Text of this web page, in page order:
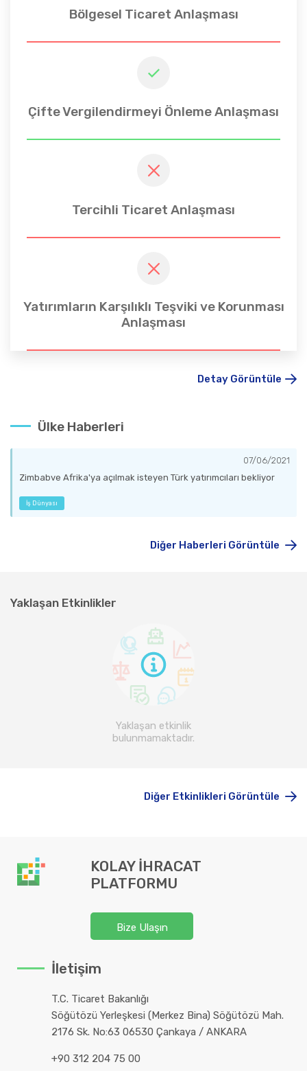
Bölgesel Ticaret Anlaşması
Çifte Vergilendirmeyi Önleme Anlaşması
Tercihli Ticaret Anlaşması
Yatırımların Karşılıklı Teşviki ve Korunması
Anlaşması
Detay Görüntüle
Ülke Haberleri
07/06/2021
Zimbabve Afrika'ya açılmak isteyen Türk yatırımcıları bekliyor
İş Dünyası
Diğer Haberleri Görüntüle
Yaklaşan Etkinlikler
Yaklaşan etkinlik
bulunmamaktadır.
Diğer Etkinlikleri Görüntüle
KOLAY İHRACAT
PLATFORMU
Bize Ulaşın
İletişim
T.C. Ticaret Bakanlığı
Söğütözü Yerleşkesi (Merkez Bina) Söğütözü Mah.
2176 Sk. No:63 06530 Çankaya / ANKARA
+90 312 204 75 00